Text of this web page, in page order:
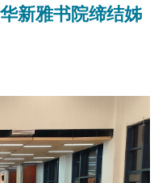
新雅书院缔结姊